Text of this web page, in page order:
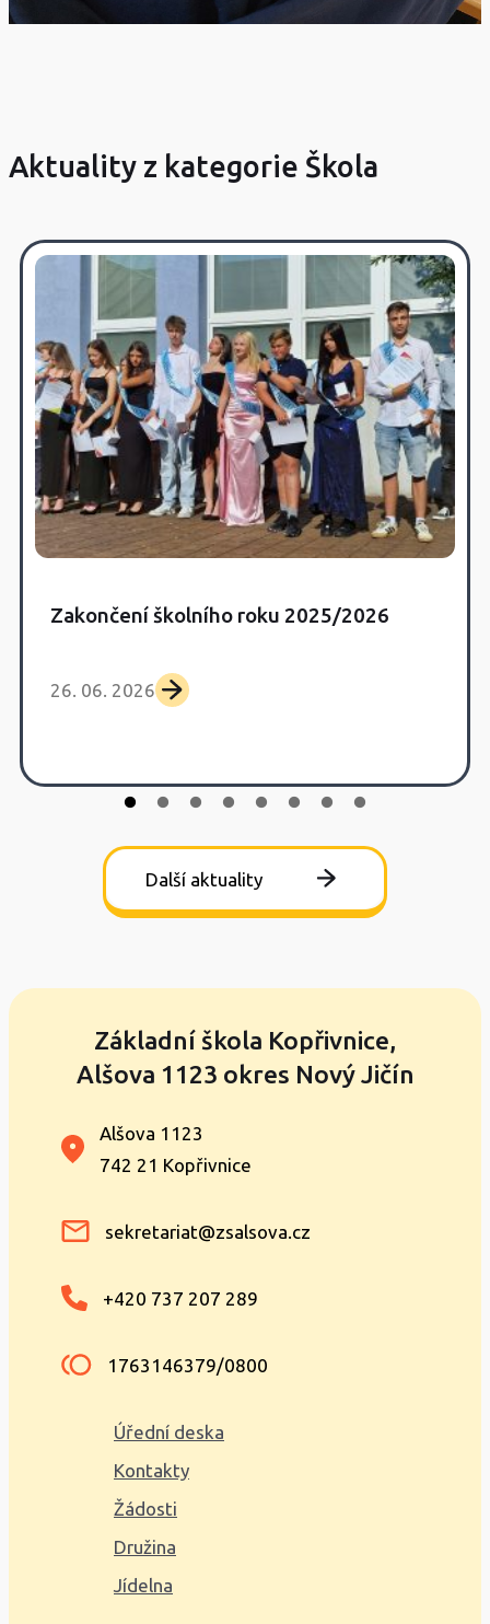
Aktuality z kategorie Škola
Zakončení školního roku 2025/2026
26. 06. 2026
Další aktuality
Základní škola Kopřivnice,
Alšova 1123 okres Nový Jičín
Alšova 1123
742 21 Kopřivnice
sekretariat@zsalsova.cz
+420 737 207 289
1763146379/0800
Úřední deska
Kontakty
Žádosti
Družina
Jídelna